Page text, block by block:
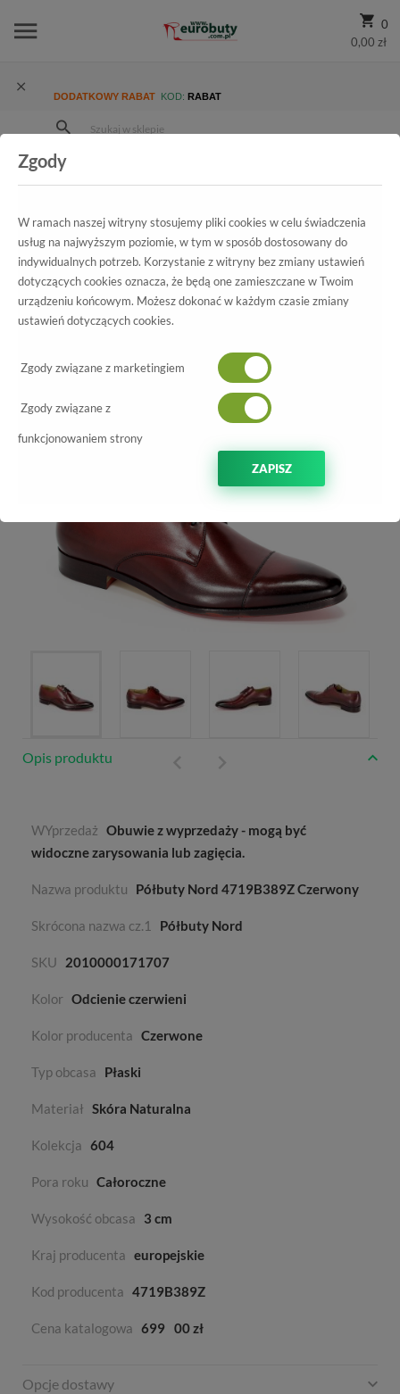
0
0,00 zł
DODATKOWY RABAT KOD: RABAT
Kolekcja męska
Półbuty wizytowe
Wszystkie produkty
4719B389Z Czerwony
Opis produktu
WYprzedaż Obuwie z wyprzedaży - mogą być
widoczne zarysowania lub zagięcia.
Nazwa produktu Półbuty Nord 4719B389Z Czerwony
Skrócona nazwa cz.1 Półbuty Nord
SKU 2010000171707
Kolor Odcienie czerwieni
Kolor producenta Czerwone
Typ obcasa Płaski
Materiał Skóra Naturalna
Kolekcja 604
Pora roku Całoroczne
Wysokość obcasa 3 cm
Kraj producenta europejskie
Kod producenta 4719B389Z
Cena katalogowa 699 00 zł
Opcje dostawy
Zgody
W ramach naszej witryny stosujemy pliki cookies w celu świadczenia
usług na najwyższym poziomie, w tym w sposób dostosowany do
indywidualnych potrzeb. Korzystanie z witryny bez zmiany ustawień
dotyczących cookies oznacza, że będą one zamieszczane w Twoim
urządzeniu końcowym. Możesz dokonać w każdym czasie zmiany
ustawień dotyczących cookies.
Zgody związane z marketingiem
Zgody związane z
funkcjonowaniem strony
ZAPISZ